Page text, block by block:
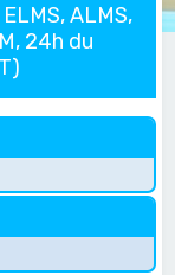
ALMS,
24h du